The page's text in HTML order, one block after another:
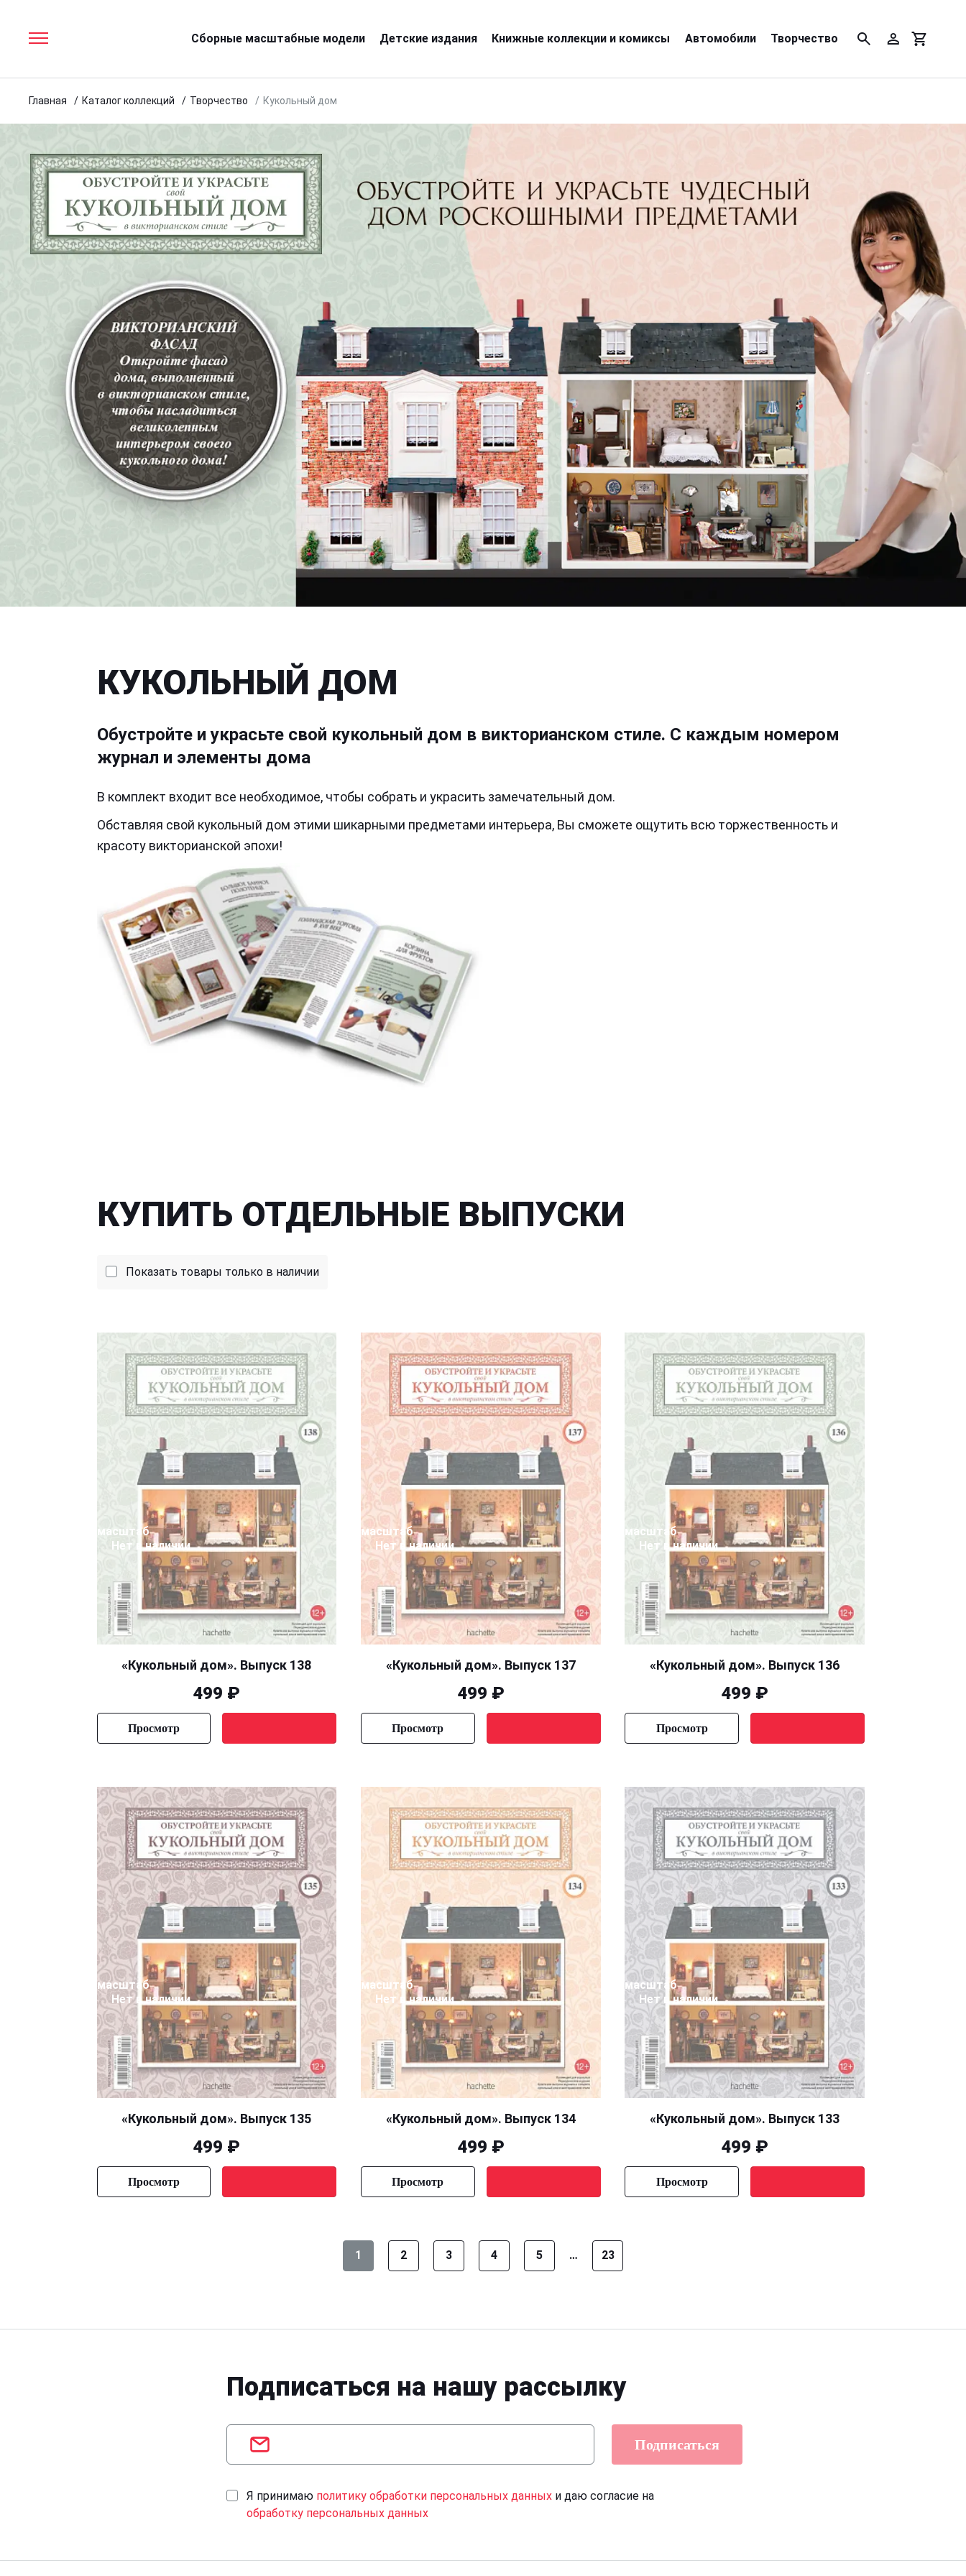
Сборные масштабные модели Детские издания Книжные коллекции и комиксы Автомобили Творчество
Главная Каталог коллекций Творчество Кукольный дом
КУКОЛЬНЫЙ ДОМ
Обустройте и украсьте свой кукольный дом в викторианском стиле. С каждым номером
журнал и элементы дома
В комплект входит все необходимое, чтобы собрать и украсить замечательный дом.
Обставляя свой кукольный дом этими шикарными предметами интерьера, Вы сможете ощутить всю торжественность и
красоту викторианской эпохи!
КУПИТЬ ОТДЕЛЬНЫЕ ВЫПУСКИ
Показать товары только в наличии
масштаб
Нет в наличии
«Кукольный дом». Выпуск 138
499 ₽
Просмотр
масштаб
Нет в наличии
«Кукольный дом». Выпуск 137
499 ₽
Просмотр
масштаб
Нет в наличии
«Кукольный дом». Выпуск 136
499 ₽
Просмотр
масштаб
Нет в наличии
«Кукольный дом». Выпуск 135
499 ₽
Просмотр
масштаб
Нет в наличии
«Кукольный дом». Выпуск 134
499 ₽
Просмотр
масштаб
Нет в наличии
«Кукольный дом». Выпуск 133
499 ₽
Просмотр
1 2 3 4 5 … 23
Подписаться на нашу рассылку
Подписаться
Я принимаю политику обработки персональных данных и даю согласие на
обработку персональных данных